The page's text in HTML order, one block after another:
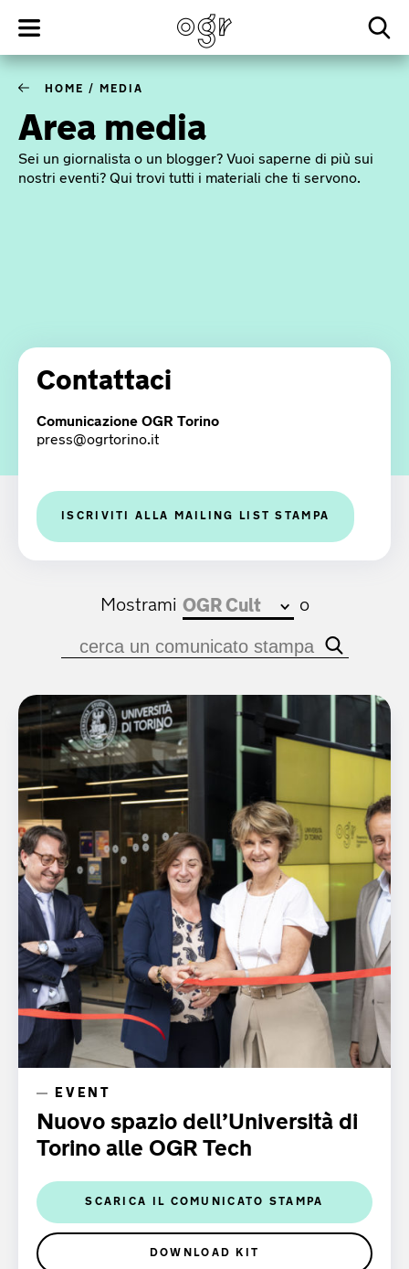
HOME / MEDIA
Area media
Sei un giornalista o un blogger? Vuoi saperne di più sui
nostri eventi? Qui trovi tutti i materiali che ti servono.
Contattaci
Comunicazione OGR Torino
press@ogrtorino.it
ISCRIVITI ALLA MAILING LIST STAMPA
Mostrami OGR Cult o
EVENT
Nuovo spazio dell’Università di
Torino alle OGR Tech
SCARICA IL COMUNICATO STAMPA
DOWNLOAD KIT